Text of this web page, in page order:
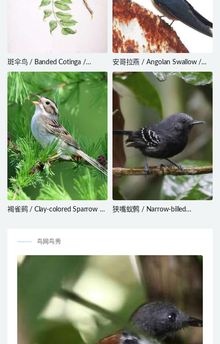
斑伞鸟 / Banded Cotinga /
Cotinga maculata
安哥拉燕 / Angolan Swallow /
Hirundo angolensis
褐雀鹀 / Clay-colored Sparrow /
狭嘴蚁鹩 / Narrow-billed
鸟网鸟秀